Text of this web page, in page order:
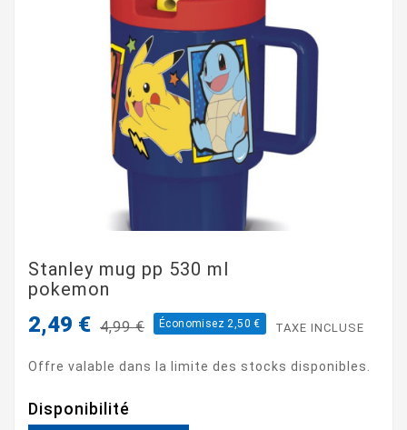
Stanley mug pp 530 ml
pokemon
2,49 € 4,99 € Économisez 2,50 € TAXE INCLUSE
Offre valable dans la limite des stocks disponibles.
Disponibilité